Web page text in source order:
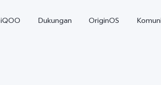
iQOO Dukungan OriginOS